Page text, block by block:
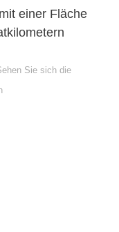
einer Fläche
Sie sich die